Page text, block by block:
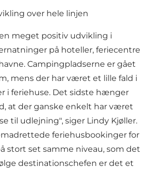
over hele linjen
en meget positiv udvikling i
på hoteller, feriecentre
Campingpladserne er gået
mens der har været et lille fald i
i feriehuse. Det sidste hænger
at der ganske enkelt har været
til udlejning", siger Lindy Kjøller.
feriehusbookinger for
stort set samme niveau, som det
destinationschefen er det et